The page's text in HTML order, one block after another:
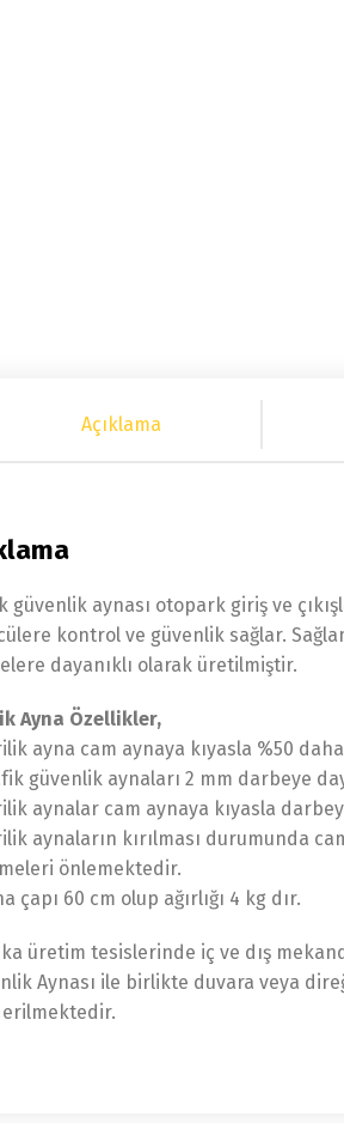
Açıklama
güvenlik aynası otopark giriş ve
kontrol ve güvenlik sağlar.
dayanıklı olarak üretilmiştir.
Ayna Özellikler,
ayna cam aynaya kıyasla %50
güvenlik aynaları 2 mm darbeye
aynalar cam aynaya kıyasla
aynaların kırılması durumunda
önlemektedir.
çapı 60 cm olup ağırlığı 4 kg dır.
üretim tesislerinde iç ve dış
Aynası ile birlikte duvara veya